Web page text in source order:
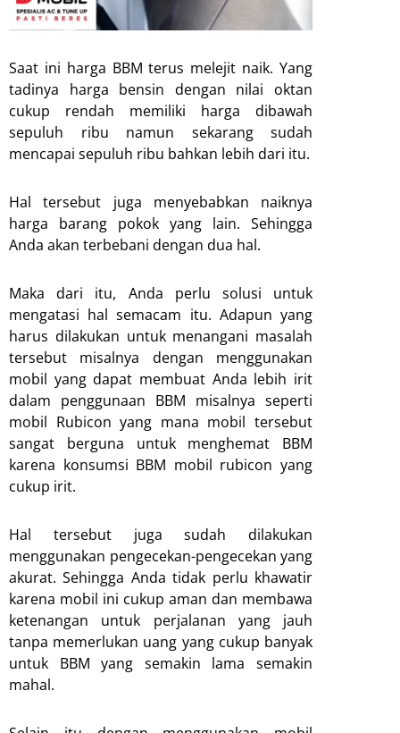
Saat ini harga BBM terus melejit naik. Yang
tadinya harga bensin dengan nilai oktan
cukup rendah memiliki harga dibawah
sepuluh ribu namun sekarang sudah
mencapai sepuluh ribu bahkan lebih dari itu.
Hal tersebut juga menyebabkan naiknya
harga barang pokok yang lain. Sehingga
Anda akan terbebani dengan dua hal.
Maka dari itu, Anda perlu solusi untuk
mengatasi hal semacam itu. Adapun yang
harus dilakukan untuk menangani masalah
tersebut misalnya dengan menggunakan
mobil yang dapat membuat Anda lebih irit
dalam penggunaan BBM misalnya seperti
mobil Rubicon yang mana mobil tersebut
sangat berguna untuk menghemat BBM
karena konsumsi BBM mobil rubicon yang
cukup irit.
Hal tersebut juga sudah dilakukan
menggunakan pengecekan-pengecekan yang
akurat. Sehingga Anda tidak perlu khawatir
karena mobil ini cukup aman dan membawa
ketenangan untuk perjalanan yang jauh
tanpa memerlukan uang yang cukup banyak
untuk BBM yang semakin lama semakin
mahal.